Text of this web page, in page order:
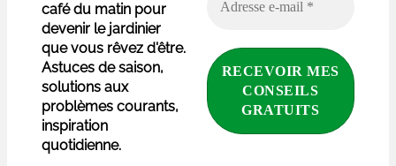
café du matin pour
devenir le jardinier
que vous rêvez d'être.
Astuces de saison,
solutions aux
problèmes courants,
inspiration
quotidienne.